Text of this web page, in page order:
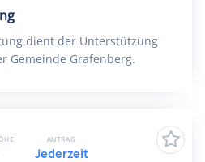
dient der Unterstützung
Gemeinde Grafenberg.
ANTRAG
Jederzeit